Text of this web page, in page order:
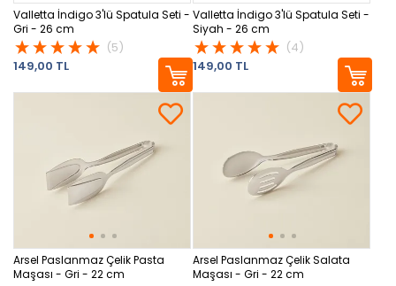
Valletta İndigo 3'lü Spatula Seti -
Gri - 26 cm
(5)
149,00 TL
Valletta İndigo 3'lü Spatula Seti -
Siyah - 26 cm
(4)
149,00 TL
Arsel Paslanmaz Çelik Pasta
Maşası - Gri - 22 cm
Arsel Paslanmaz Çelik Salata
Maşası - Gri - 22 cm